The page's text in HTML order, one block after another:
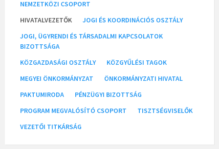
NEMZETKÖZI CSOPORT
HIVATALVEZETŐK
JOGI ÉS KOORDINÁCIÓS OSZTÁLY
JOGI, ÜGYRENDI ÉS TÁRSADALMI KAPCSOLATOK
BIZOTTSÁGA
KÖZGAZDASÁGI OSZTÁLY
KÖZGYŰLÉSI TAGOK
MEGYEI ÖNKORMÁNYZAT
ÖNKORMÁNYZATI HIVATAL
PAKTUMIRODA
PÉNZÜGYI BIZOTTSÁG
PROGRAM MEGVALÓSÍTÓ CSOPORT
TISZTSÉGVISELŐK
VEZETŐI TITKÁRSÁG